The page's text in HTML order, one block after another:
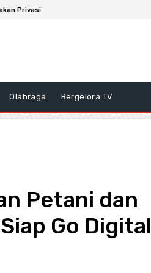
Privasi
Olahraga Bergelora TV
Petani dan
Go Digital